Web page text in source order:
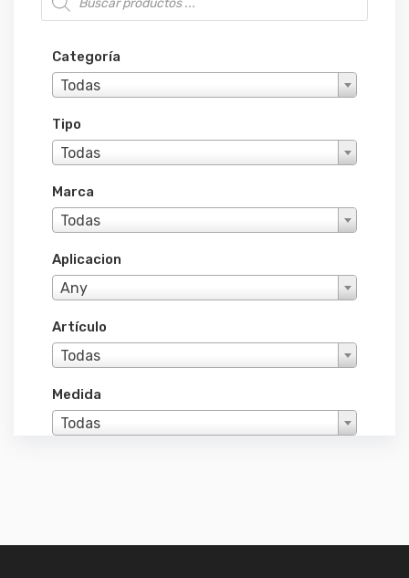
Categoría
Todas
Tipo
Todas
Marca
Todas
Aplicacion
Any
Artículo
Todas
Medida
Todas